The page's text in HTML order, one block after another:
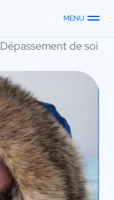
MENU
Dépassement de soi